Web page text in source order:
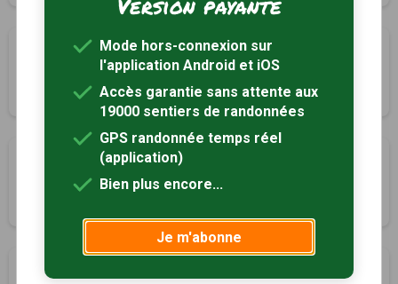
Tour du lac de la Plagne
Peisey-Nancroix, Savoie (73)
14.6 km
Boucle du refuge de la Valette
Pralognan-la-Vanoise, Savoie (73)
Circuit de Montaimont
Mode hors-connexion sur
l'application Android et iOS
Accès garantie sans attente aux
19000 sentiers de randonnées
GPS randonnée temps réel
(application)
Bien plus encore...
Je m'abonne